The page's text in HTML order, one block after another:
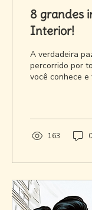
8 grandes
Interior!
A verdadeira
percorrido por
você conhece e
163 0